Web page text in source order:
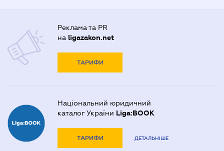
Реклама та PR
на ligazakon.net
ТАРИФИ
Національний юридичний
каталог України Liga:BOOK
ТАРИФИ ДЕТАЛЬНІШЕ